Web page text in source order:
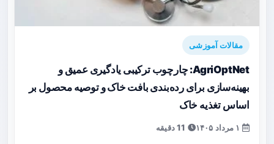
مقالات آموزشی
AgriOptNet: چارچوب ترکیبی یادگیری عمیق و
بهینه‌سازی برای رده‌بندی بافت خاک و توصیه محصول بر
اساس تغذیه خاک